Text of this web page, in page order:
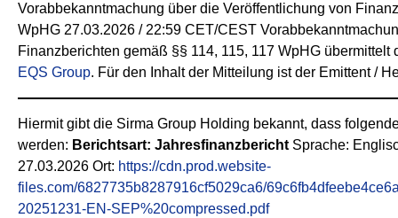
Vorabbekanntmachung über die Veröffentlichung von
WpHG 27.03.2026 / 22:59 CET/CEST
Finanzberichten gemäß §§ 114, 115, 117 WpHG übermittelt
EQS Group. Für den Inhalt der Mitteilung ist der Emittent /
Hiermit gibt die Sirma Group Holding bekannt, dass
werden: Berichtsart: Jahresfinanzbericht Sprache:
27.03.2026 Ort: https://cdn.prod.website-
files.com/6827735b8287916cf5029ca6/
20251231-EN-SEP%20compressed.pdf